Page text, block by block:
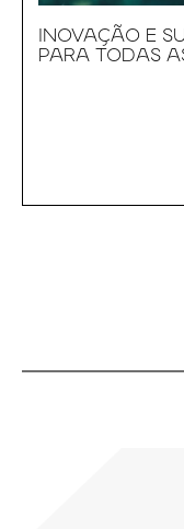
INOVAÇÃO E
PARA TODAS